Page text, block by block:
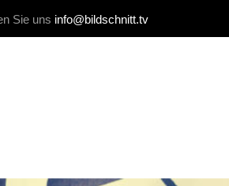
Sie uns info@bildschnitt.tv